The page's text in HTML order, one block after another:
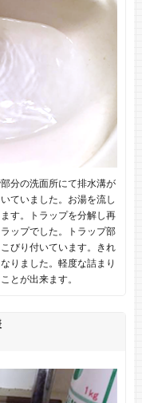
分の洗面所にて排水溝が
ていました。お湯を流し
す。トラップを分解し再
ップでした。トラップ部
びり付いています。きれ
りました。軽度な詰まり
とが出来ます。